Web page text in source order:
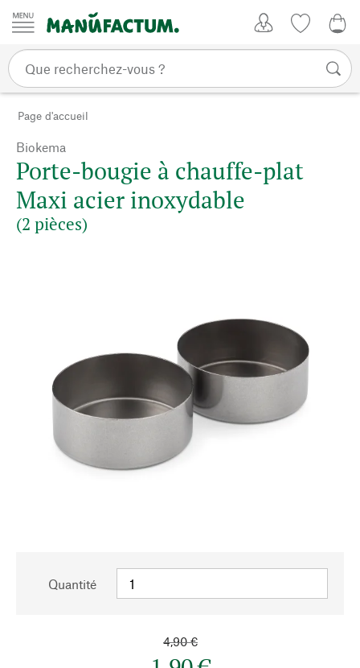
Passer au contenu
Page d'accueil
Biokema
Porte-bougie à chauffe-plat
Maxi acier inoxydable
(2 pièces)
Quantité
4,90 €